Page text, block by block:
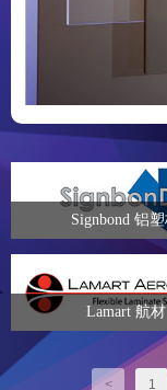
Signbond 铝塑
Lamart 航材
< 1